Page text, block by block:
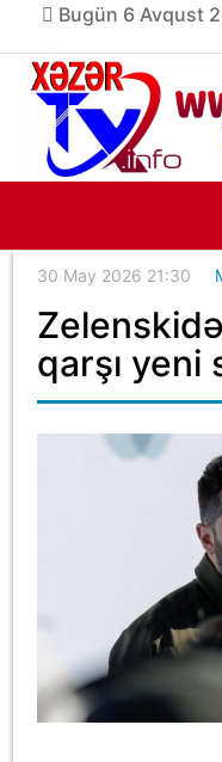
Bugün 6 Avqust
30 May 2026 21:30
qarşı yeni